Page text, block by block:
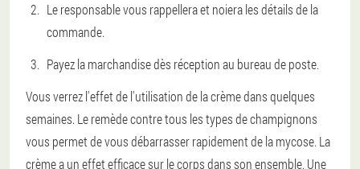
Le responsable vous rappellera et noiera les détails de la
commande.
Payez la marchandise dès réception au bureau de poste.
Vous verrez l'effet de l'utilisation de la crème dans quelques
semaines. Le remède contre tous les types de champignons
vous permet de vous débarrasser rapidement de la mycose. La
crème a un effet efficace sur le corps dans son ensemble. Une